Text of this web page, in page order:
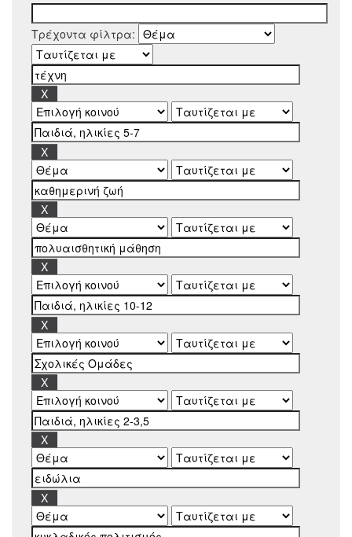
Τρέχοντα φίλτρα: